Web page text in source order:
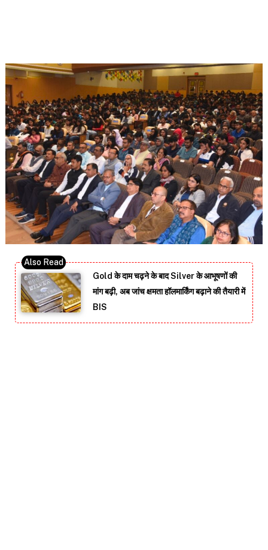
Gold के दाम चढ़ने के बाद Silver के आभूषणों की
मांग बढ़ी, अब जांच क्षमता हॉलमार्किंग बढ़ाने की तैयारी में
BIS